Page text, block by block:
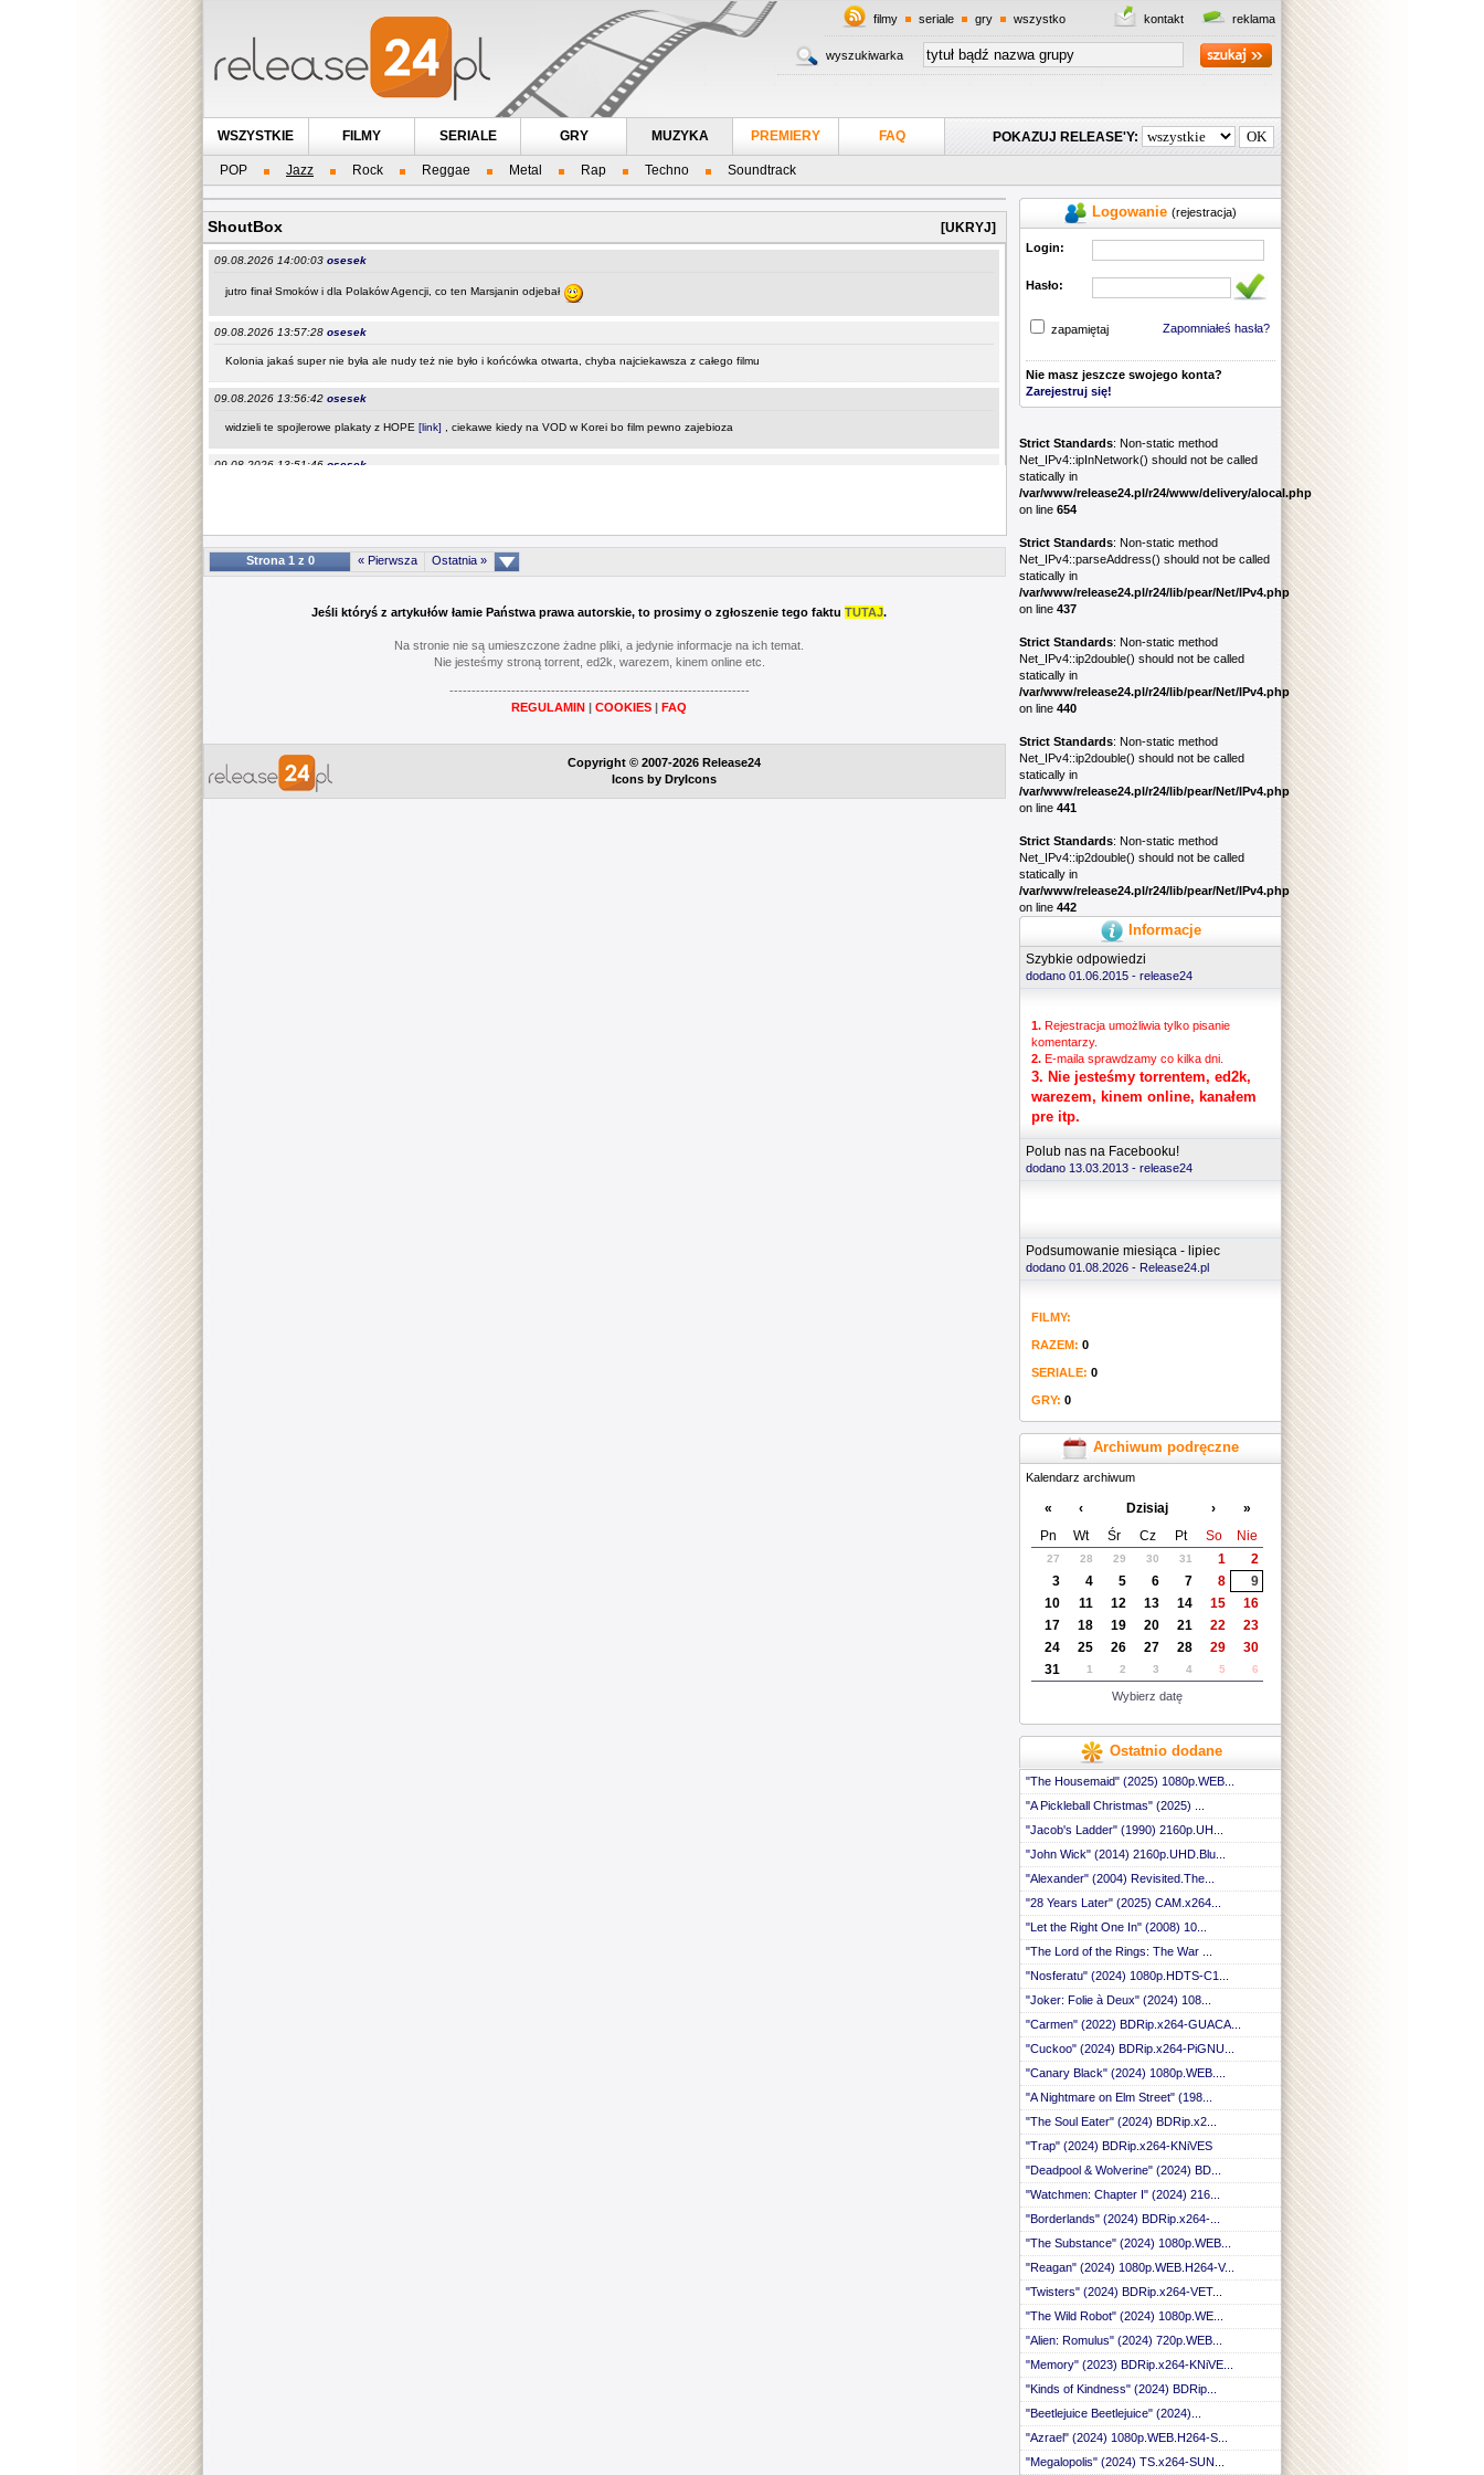
reklama
kontakt
filmy seriale gry wszystko
wyszukiwarka
POKAZUJ RELEASE'Y:
WSZYSTKIE FILMY SERIALE GRY MUZYKA
POP Jazz Rock Reggae Metal Rap Techno Soundtrack
PREMIERY FAQ
Logowanie (rejestracja)
Login:
Hasło:
Zapomniałeś hasła?
zapamiętaj
Nie masz jeszcze swojego konta?
Zarejestruj się!
Strict Standards: Non-static method
Net_IPv4::ipInNetwork() should not be called
statically in
/var/www/release24.pl/r24/www/delivery/alocal.php
on line 654
Strict Standards: Non-static method
Net_IPv4::parseAddress() should not be called
statically in
/var/www/release24.pl/r24/lib/pear/Net/IPv4.php
on line 437
Strict Standards: Non-static method
Net_IPv4::ip2double() should not be called
statically in
/var/www/release24.pl/r24/lib/pear/Net/IPv4.php
on line 440
Strict Standards: Non-static method
Net_IPv4::ip2double() should not be called
statically in
/var/www/release24.pl/r24/lib/pear/Net/IPv4.php
on line 441
Strict Standards: Non-static method
Net_IPv4::ip2double() should not be called
statically in
/var/www/release24.pl/r24/lib/pear/Net/IPv4.php
on line 442
Informacje
Szybkie odpowiedzi
dodano 01.06.2015 - release24
1. Rejestracja umożliwia tylko pisanie
komentarzy.
2. E-maila sprawdzamy co kilka dni.
3. Nie jesteśmy torrentem, ed2k,
warezem, kinem online, kanałem
pre itp.
Polub nas na Facebooku!
dodano 13.03.2013 - release24
Podsumowanie miesiąca - lipiec
dodano 01.08.2026 - Release24.pl
FILMY:
RAZEM: 0
SERIALE: 0
GRY: 0
Archiwum podręczne
Kalendarz archiwum
« ‹ Dzisiaj ›
»
Pn
Wt Śr Cz Pt So Nie
27 28 29 30 31 1
2
3
4 5 6 7 8
9
10
11 12 13 14 15
16
17
18 19 20 21 22
23
24
25 26 27 28 29
30
31
1 2 3 4 5 6
Wybierz datę
Ostatnio dodane
"The Housemaid" (2025) 1080p.WEB...
"A Pickleball Christmas" (2025) ...
"Jacob's Ladder" (1990) 2160p.UH...
"John Wick" (2014) 2160p.UHD.Blu...
"Alexander" (2004) Revisited.The...
"28 Years Later" (2025) CAM.x264...
"Let the Right One In" (2008) 10...
"The Lord of the Rings: The War ...
"Nosferatu" (2024) 1080p.HDTS-C1...
"Joker: Folie à Deux" (2024) 108...
"Carmen" (2022) BDRip.x264-GUACA...
"Cuckoo" (2024) BDRip.x264-PiGNU...
"Canary Black" (2024) 1080p.WEB....
"A Nightmare on Elm Street" (198...
"The Soul Eater" (2024) BDRip.x2...
"Trap" (2024) BDRip.x264-KNiVES
"Deadpool & Wolverine" (2024) BD...
"Watchmen: Chapter I" (2024) 216...
"Borderlands" (2024) BDRip.x264-...
"The Substance" (2024) 1080p.WEB...
"Reagan" (2024) 1080p.WEB.H264-V...
"Twisters" (2024) BDRip.x264-VET...
"The Wild Robot" (2024) 1080p.WE...
"Alien: Romulus" (2024) 720p.WEB...
"Memory" (2023) BDRip.x264-KNiVE...
"Kinds of Kindness" (2024) BDRip...
"Beetlejuice Beetlejuice" (2024)...
"Azrael" (2024) 1080p.WEB.H264-S...
"Megalopolis" (2024) TS.x264-SUN...
[UKRYJ]
ShoutBox
Strona 1 z 0 « Pierwsza Ostatnia »
Jeśli któryś z artykułów łamie Państwa prawa autorskie, to prosimy o zgłoszenie tego faktu TUTAJ.
Na stronie nie są umieszczone żadne pliki, a jedynie informacje na ich temat.
Nie jesteśmy stroną torrent, ed2k, warezem, kinem online etc.
--------------------------------------------------------------------
REGULAMIN | COOKIES | FAQ
Copyright © 2007-2026 Release24
Icons by DryIcons